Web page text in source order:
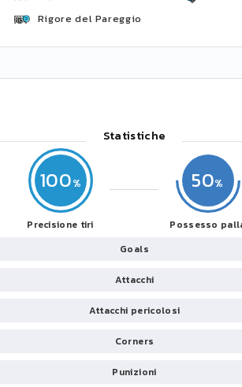
Rigore del Pareggio
Statistiche
100
Precisione tiri
50
Possesso
Goals
Attacchi
Attacchi pericolosi
Corners
Punizioni